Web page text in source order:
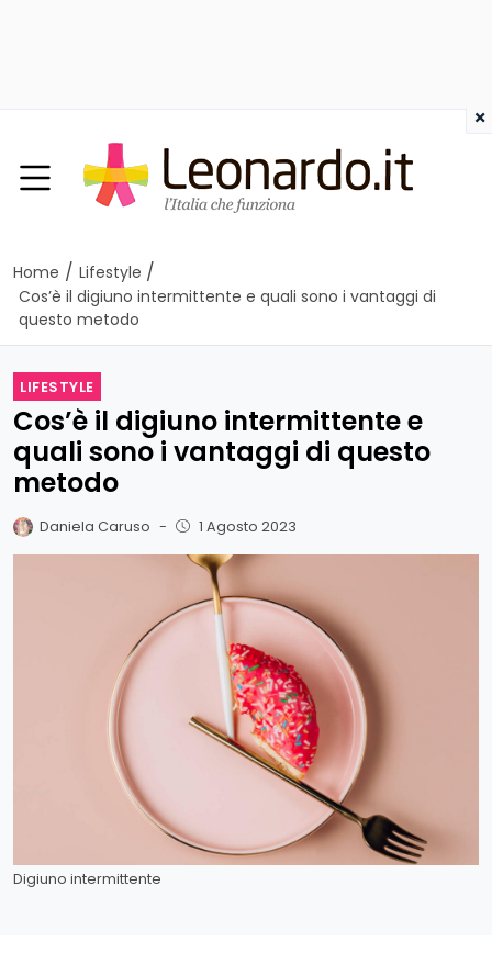
Home / Lifestyle /
Cos’è il digiuno intermittente e quali sono i vantaggi di
questo metodo
LIFESTYLE
Cos’è il digiuno intermittente e
quali sono i vantaggi di questo
metodo
Daniela Caruso - 1 Agosto 2023
Digiuno intermittente
×